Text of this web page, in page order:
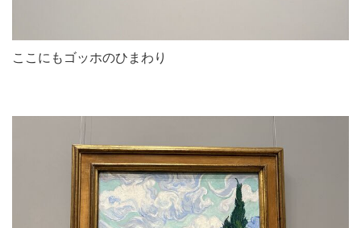
ここにもゴッホのひまわり